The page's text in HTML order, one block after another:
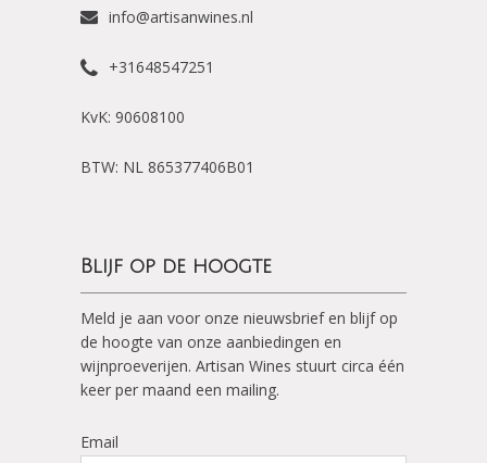
info@artisanwines.nl
+31648547251
KvK: 90608100
BTW: NL 865377406B01
Blijf op de hoogte
Meld je aan voor onze nieuwsbrief en blijf op
de hoogte van onze aanbiedingen en
wijnproeverijen. Artisan Wines stuurt circa één
keer per maand een mailing.
Email